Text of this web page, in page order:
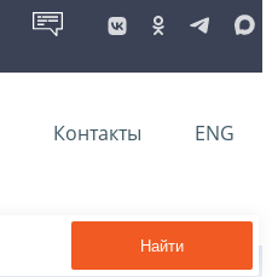
Контакты ENG
Найти